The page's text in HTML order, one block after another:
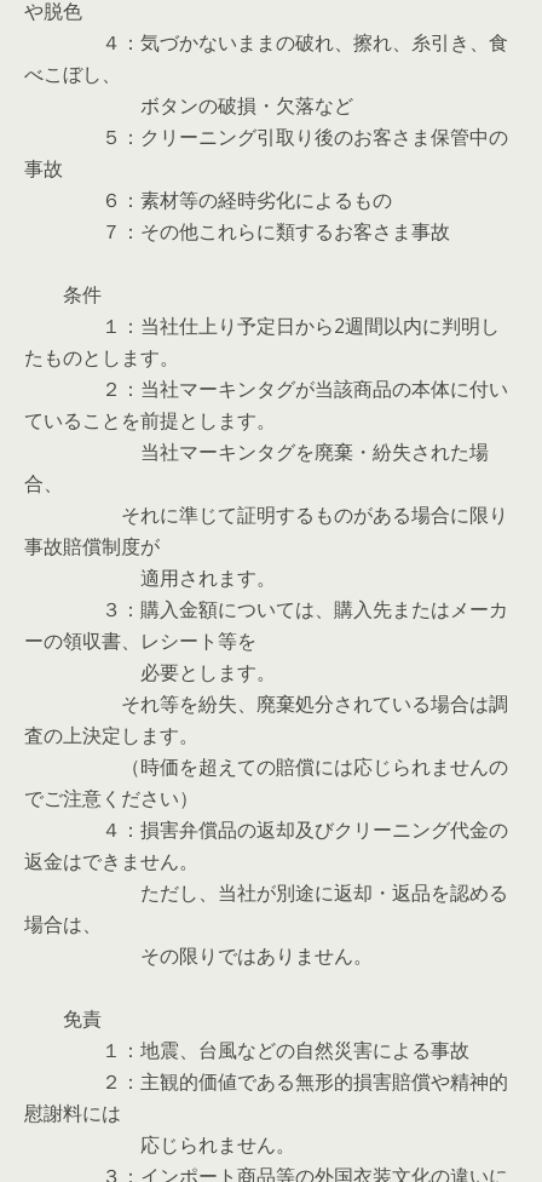
や脱色
４：気づかないままの破れ、擦れ、糸引き、食
べこぼし、
ボタンの破損・欠落など
５：クリーニング引取り後のお客さま保管中の
事故
６：素材等の経時劣化によるもの
７：その他これらに類するお客さま事故
条件
１：当社仕上り予定日から2週間以内に判明し
たものとします。
２：当社マーキンタグが当該商品の本体に付い
ていることを前提とします。
当社マーキンタグを廃棄・紛失された場
合、
それに準じて証明するものがある場合に限り
事故賠償制度が
適用されます。
３：購入金額については、購入先またはメーカ
ーの領収書、レシート等を
必要とします。
それ等を紛失、廃棄処分されている場合は調
査の上決定します。
（時価を超えての賠償には応じられませんの
でご注意ください）
４：損害弁償品の返却及びクリーニング代金の
返金はできません。
ただし、当社が別途に返却・返品を認める
場合は、
その限りではありません。
免責
１：地震、台風などの自然災害による事故
２：主観的価値である無形的損害賠償や精神的
慰謝料には
応じられません。
３：インポート商品等の外国衣装文化の違いに